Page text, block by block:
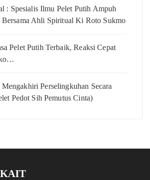
: Spesialis Ilmu Pelet Putih Ampuh
Bersama Ahli Spiritual Ki Roto Sukmo
Pelet Putih Terbaik, Reaksi Cepat
Perselingkuhan Secara
Pedot Sih Pemutus Cinta)